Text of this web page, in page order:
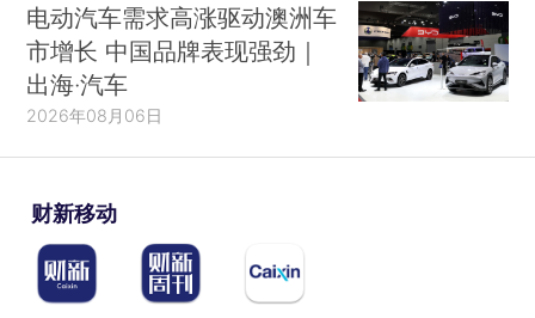
电动汽车需求高涨驱动澳洲车
市增长 中国品牌表现强劲｜
出海·汽车
2026年08月06日
财新移动